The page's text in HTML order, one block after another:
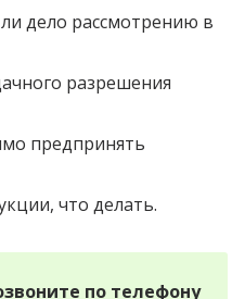
дело рассмотрению в
разрешения
предпринять
что делать.
по телефону